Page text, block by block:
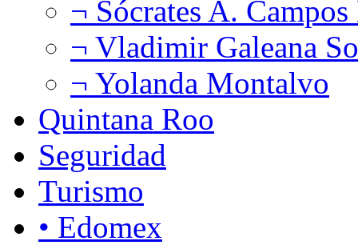
¬ Sócrates A.
¬ Vladimir Galeana
¬ Yolanda Montalvo
Quintana Roo
Seguridad
Turismo
• Edomex